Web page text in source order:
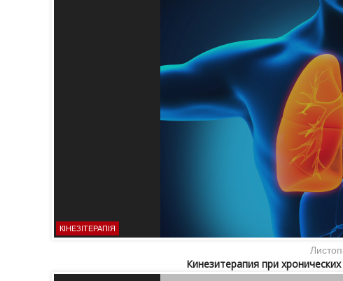
КІНЕЗІТЕРАПІЯ
Кинезитерапия при